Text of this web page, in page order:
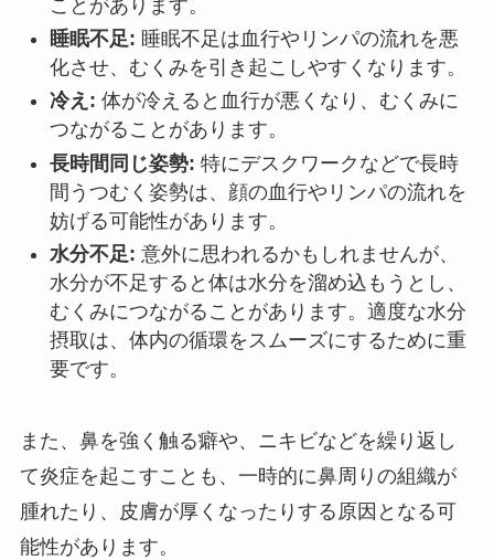
ことがあります。
睡眠不足: 睡眠不足は血行やリンパの流れを悪
化させ、むくみを引き起こしやすくなります。
冷え: 体が冷えると血行が悪くなり、むくみに
つながることがあります。
長時間同じ姿勢: 特にデスクワークなどで長時
間うつむく姿勢は、顔の血行やリンパの流れを
妨げる可能性があります。
水分不足: 意外に思われるかもしれませんが、
水分が不足すると体は水分を溜め込もうとし、
むくみにつながることがあります。適度な水分
摂取は、体内の循環をスムーズにするために重
要です。
また、鼻を強く触る癖や、ニキビなどを繰り返し
て炎症を起こすことも、一時的に鼻周りの組織が
腫れたり、皮膚が厚くなったりする原因となる可
能性があります。